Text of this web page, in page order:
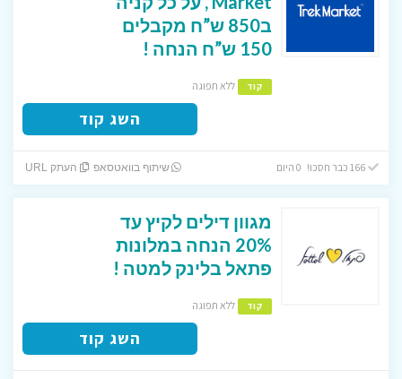
ב850 ש”ח מקבלים
150 ש”ח הנחה !
קוד ללא תפוגה
השג קוד
166 כבר חסכו! 0 היום שיתוף בוואטסאפ העתק URL
מגוון דילים לקיץ עד
20% הנחה במלונות
פתאל בלינק למטה !
קוד ללא תפוגה
השג קוד